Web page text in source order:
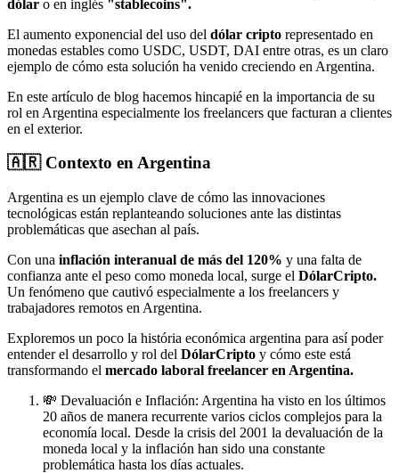
dólar o en inglés "stablecoins".
El aumento exponencial del uso del dólar cripto representado en
monedas estables como USDC, USDT, DAI entre otras, es un claro
ejemplo de cómo esta solución ha venido creciendo en Argentina.
En este artículo de blog hacemos hincapié en la importancia de su
rol en Argentina especialmente los freelancers que facturan a clientes
en el exterior.
🇦🇷 Contexto en Argentina
Argentina es un ejemplo clave de cómo las innovaciones
tecnológicas están replanteando soluciones ante las distintas
problemáticas que asechan al país.
Con una inflación interanual de más del 120% y una falta de
confianza ante el peso como moneda local, surge el DólarCripto.
Un fenómeno que cautivó especialmente a los freelancers y
trabajadores remotos en Argentina.
Exploremos un poco la história económica argentina para así poder
entender el desarrollo y rol del DólarCripto y cómo este está
transformando el mercado laboral freelancer en Argentina.
💸 Devaluación e Inflación: Argentina ha visto en los últimos
20 años de manera recurrente varios ciclos complejos para la
economía local. Desde la crisis del 2001 la devaluación de la
moneda local y la inflación han sido una constante
problemática hasta los días actuales.